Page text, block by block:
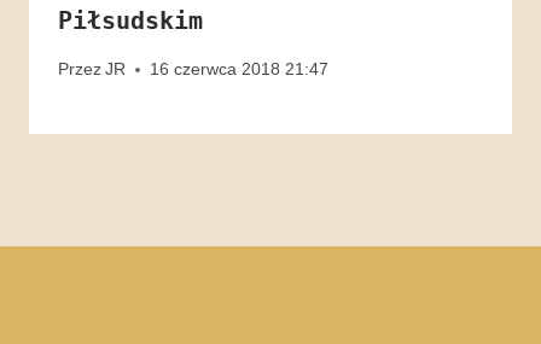
Piłsudskim
PrzezJR 16 czerwca 2018 21:47